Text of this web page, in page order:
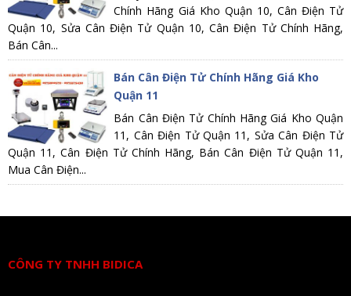
Chính Hãng Giá Kho Quận 10, Cân Điện Tử
Quận 10, Sửa Cân Điện Tử Quận 10, Cân Điện Tử Chính Hãng,
Bán Cân...
Bán Cân Điện Tử Chính Hãng Giá Kho
Quận 11
Bán Cân Điện Tử Chính Hãng Giá Kho Quận
11, Cân Điện Tử Quận 11, Sửa Cân Điện Tử
Quận 11, Cân Điện Tử Chính Hãng, Bán Cân Điện Tử Quận 11,
Mua Cân Điện...
CÔNG TY TNHH BIDICA